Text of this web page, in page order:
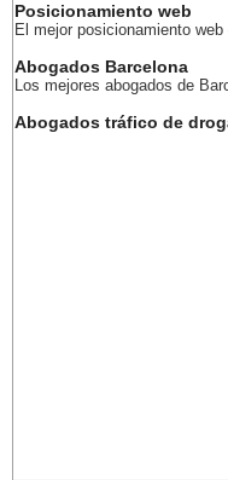
Posicionamiento web
El mejor posicionamiento
Abogados Barcelona
Los mejores abogados de
Abogados tráfico de